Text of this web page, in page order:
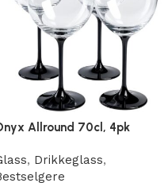
Allround 70cl, 4pk
, Drikkeglass,